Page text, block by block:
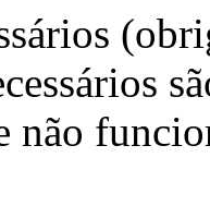
não